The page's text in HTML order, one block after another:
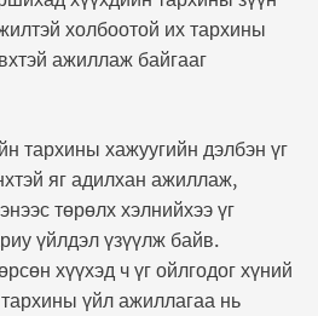
холбоотой их тархины
ажиллаж байгааг
тархины хажуугийн дэлбэн үг
яг адилхан ажиллаж,
төрөлх хэлнийхээ үг
үйлдэл үзүүлж байв.
хүүхэд ч үг ойлгодог хүний
үйл ажиллагаа нь